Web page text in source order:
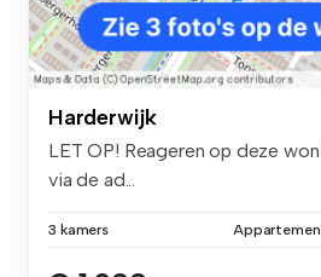
Harderwijk
LET OP! Reageren op deze
via de ad...
3 kamers